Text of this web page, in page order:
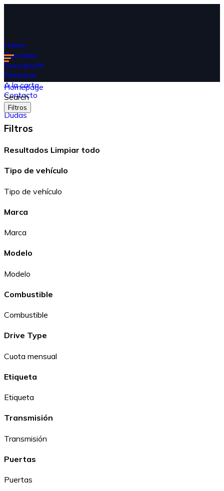
Home
Buscador
Suscripción
Rentacar
A la carta
Contacto
Blog
Dudas
Homepage
Search
Filtros
Filtros
Resultados Limpiar todo
Tipo de vehículo
Tipo de vehículo
Marca
Marca
Modelo
Modelo
Combustible
Combustible
Drive Type
Cuota mensual
Etiqueta
Etiqueta
Transmisión
Transmisión
Puertas
Puertas